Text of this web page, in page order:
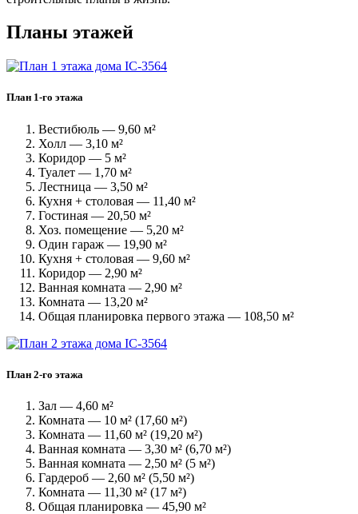
Планы этажей
План 1-го этажа
Вестибюль — 9,60 м²
Холл — 3,10 м²
Коридор — 5 м²
Туалет — 1,70 м²
Лестница — 3,50 м²
Кухня + столовая — 11,40 м²
Гостиная — 20,50 м²
Хоз. помещение — 5,20 м²
Один гараж — 19,90 м²
Кухня + столовая — 9,60 м²
Коридор — 2,90 м²
Ванная комната — 2,90 м²
Комната — 13,20 м²
Общая планировка первого этажа — 108,50 м²
План 2-го этажа
Зал — 4,60 м²
Комната — 10 м² (17,60 м²)
Комната — 11,60 м² (19,20 м²)
Ванная комната — 3,30 м² (6,70 м²)
Ванная комната — 2,50 м² (5 м²)
Гардероб — 2,60 м² (5,50 м²)
Комната — 11,30 м² (17 м²)
Общая планировка — 45,90 м²